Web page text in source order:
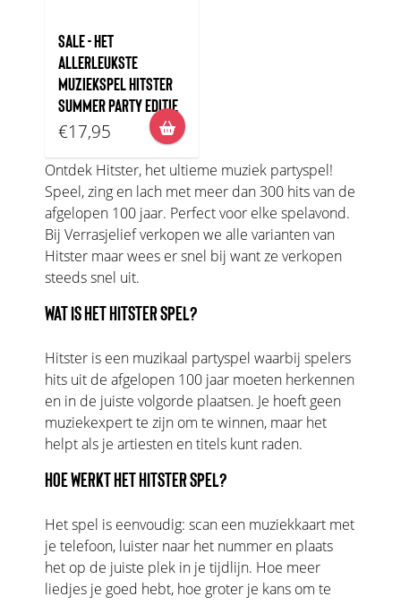
SALE - HET
ALLERLEUKSTE
MUZIEKSPEL HITSTER
SUMMER PARTY EDITIE
€17,95
Ontdek Hitster, het ultieme muziek partyspel!
Speel, zing en lach met meer dan 300 hits van de
afgelopen 100 jaar. Perfect voor elke spelavond.
Bij Verrasjelief verkopen we alle varianten van
Hitster maar wees er snel bij want ze verkopen
steeds snel uit.
WAT IS HET HITSTER SPEL?
Hitster is een muzikaal partyspel waarbij spelers
hits uit de afgelopen 100 jaar moeten herkennen
en in de juiste volgorde plaatsen. Je hoeft geen
muziekexpert te zijn om te winnen, maar het
helpt als je artiesten en titels kunt raden.
HOE WERKT HET HITSTER SPEL?
Het spel is eenvoudig: scan een muziekkaart met
je telefoon, luister naar het nummer en plaats
het op de juiste plek in je tijdlijn. Hoe meer
liedjes je goed hebt, hoe groter je kans om te